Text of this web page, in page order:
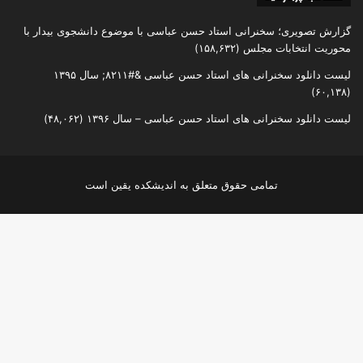
گزارش تصویری؛ سخنرانی استاد حسن عباسی با موضوع دانشجوی بیدار با
محوریت انتخابات مجلس (۱۵۸,۶۳۲)
لیست دانلود سخنرانی های استاد حسن عباسی &#۸۲۱۱; سال ۱۳۹۵
(۶۰,۱۳۸)
لیست دانلود سخنرانی های استاد حسن عباسی – سال ۱۳۹۶ (۴۸,۰۶۲)
تمامی حقوق متعلق به اندیشکده یقین است